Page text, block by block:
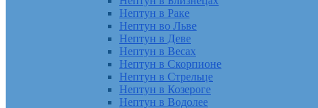
Нептун в Раке
Нептун во Льве
Нептун в Деве
Нептун в Весах
Нептун в Скорпионе
Нептун в Стрельце
Нептун в Козероге
Нептун в Водолее